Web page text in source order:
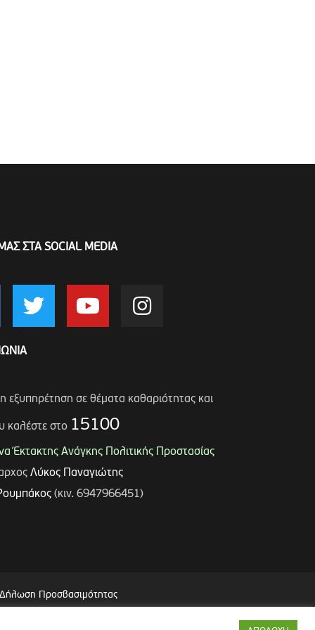
ΣΤΑ SOCIAL MEDIA
εξυπηρέτηση σε θέματα καθαριότητας και
καλέστε στο 15100
Έκτακτης Ανάγκης Πολιτικής Προστασίας
Λύκος Παναγιώτης
(κιν. 6947966451)
Δήλωση Προσβασιμότητας